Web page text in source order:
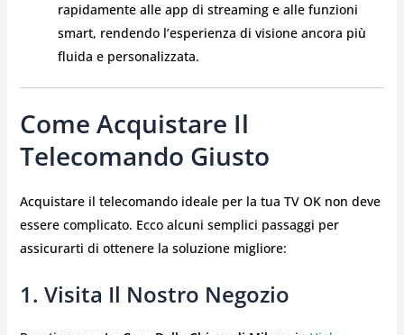
rapidamente alle app di streaming e alle funzioni
smart, rendendo l’esperienza di visione ancora più
fluida e personalizzata.
Come Acquistare Il
Telecomando Giusto
Acquistare il telecomando ideale per la tua TV OK non deve
essere complicato. Ecco alcuni semplici passaggi per
assicurarti di ottenere la soluzione migliore:
1. Visita Il Nostro Negozio